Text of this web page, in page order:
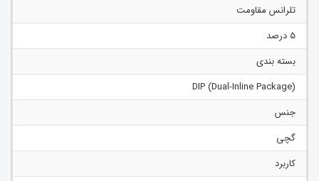
تلرانس مقاومت
5 درصد
بسته بندی
(Dual-Inline Package) DIP
جنس
گچی
کاربرد